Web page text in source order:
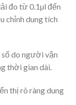
đo từ 0.1µl đến
chỉnh dung tích
do người vận
thời gian dài.
thị rõ ràng dung